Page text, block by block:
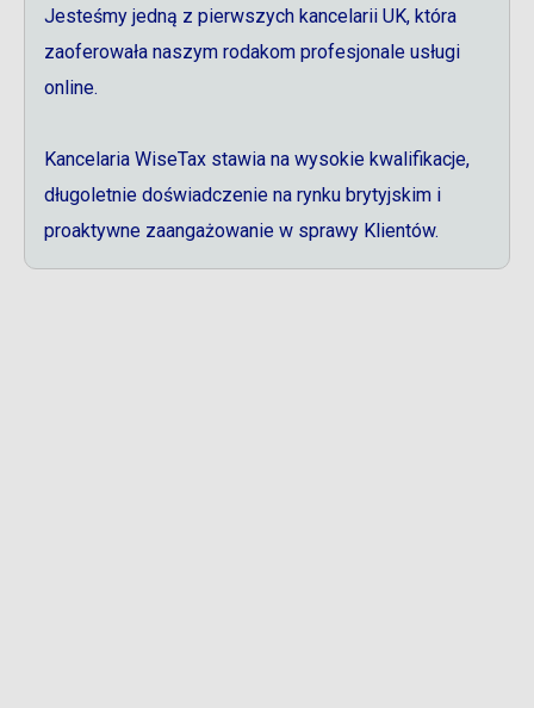
Jesteśmy jedną z pierwszych kancelarii UK, która
zaoferowała naszym rodakom profesjonale usługi
online.
Kancelaria WiseTax stawia na wysokie kwalifikacje,
długoletnie doświadczenie na rynku brytyjskim i
proaktywne zaangażowanie w sprawy Klientów.